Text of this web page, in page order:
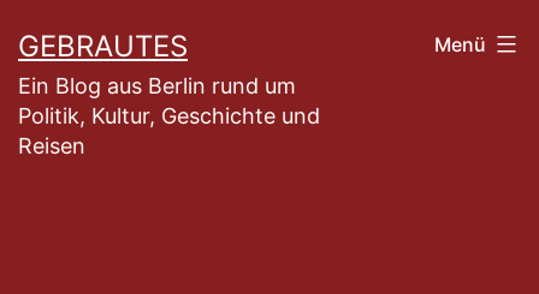
Inhalt
springen
GEBRAUTES
Ein Blog aus Berlin rund um
Politik, Kultur, Geschichte und
Reisen
Menü